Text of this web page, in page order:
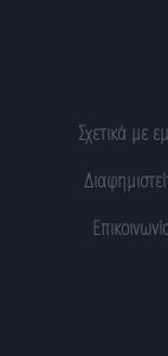
Σχετικά με